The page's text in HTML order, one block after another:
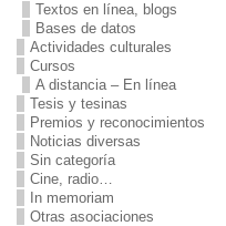
Textos en línea, blogs
Bases de datos
Actividades culturales
Cursos
A distancia – En línea
Tesis y tesinas
Premios y reconocimientos
Noticias diversas
Sin categoría
Cine, radio…
In memoriam
Otras asociaciones